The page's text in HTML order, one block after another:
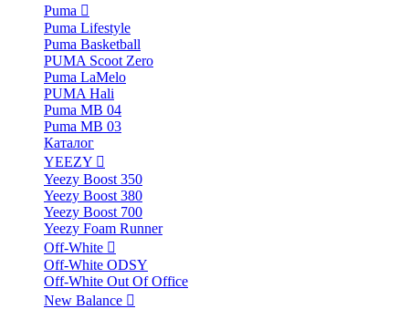
Puma
Puma Lifestyle
Puma Basketball
PUMA Scoot Zero
Puma LaMelo
PUMA Hali
Puma MB 04
Puma MB 03
Каталог
YEEZY
Yeezy Boost 350
Yeezy Boost 380
Yeezy Boost 700
Yeezy Foam Runner
Off-White
Off-White ODSY
Off-White Out Of Office
New Balance